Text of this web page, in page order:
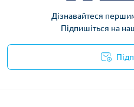
Дізнавайтеся
Підпишіться на